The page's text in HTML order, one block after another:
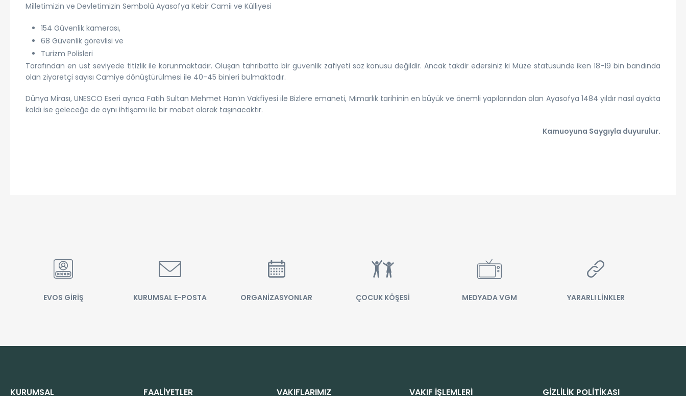
Milletimizin ve Devletimizin Sembolü Ayasofya Kebir Camii ve Külliyesi
154 Güvenlik kamerası,
68 Güvenlik görevlisi ve
Turizm Polisleri
Tarafından en üst seviyede titizlik ile korunmaktadır. Oluşan tahribatta bir güvenlik zafiyeti söz konusu değildir. Ancak takdir edersiniz ki Müze statüsünde iken 18-19 bin bandında
olan ziyaretçi sayısı Camiye dönüştürülmesi ile 40-45 binleri bulmaktadır.
Dünya Mirası, UNESCO Eseri ayrıca Fatih Sultan Mehmet Han’ın Vakfiyesi ile Bizlere emaneti, Mimarlık tarihinin en büyük ve önemli yapılarından olan Ayasofya 1484 yıldır nasıl ayakta
kaldı ise geleceğe de aynı ihtişamı ile bir mabet olarak taşınacaktır.
Kamuoyuna Saygıyla duyurulur.
EVOS GİRİŞ KURUMSAL E-POSTA ORGANİZASYONLAR ÇOCUK KÖŞESİ MEDYADA VGM YARARLI LİNKLER
KURUMSAL FAALİYETLER VAKIFLARIMIZ VAKIF İŞLEMLERİ GİZLİLİK POLİTİKASI